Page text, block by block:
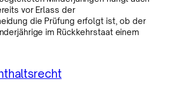
vor Erlass der
die Prüfung erfolgt ist, ob der
im Rückkehrstaat einem